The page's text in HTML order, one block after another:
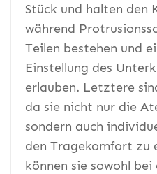
Stück und halten den
während
Teilen bestehen und
Einstellung des
erlauben. Letztere
da sie nicht nur die
sondern auch
den Tragekomfort zu
können sie sowohl bei